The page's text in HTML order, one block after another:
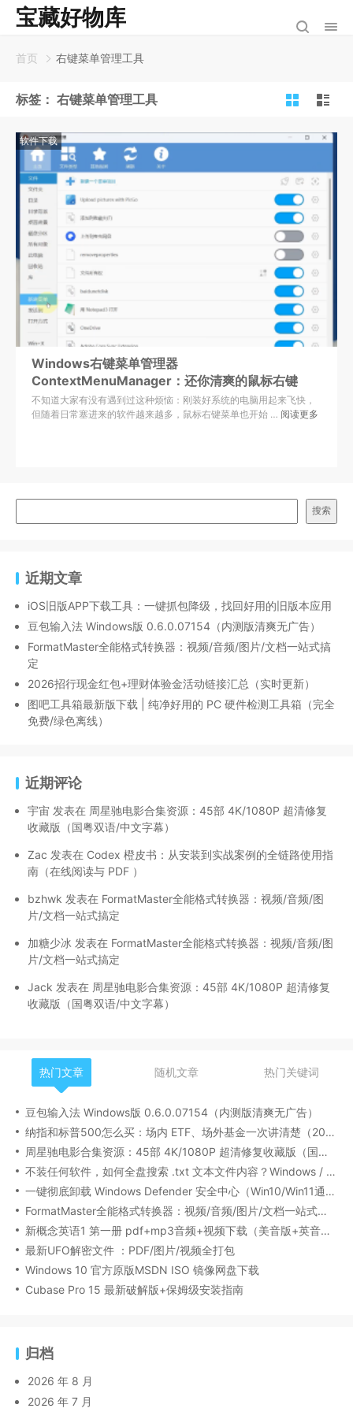
宝藏好物库
首页 右键菜单管理工具
标签： 右键菜单管理工具
软件下载
Windows右键菜单管理器
ContextMenuManager：还你清爽的鼠标右键
不知道大家有没有遇到过这种烦恼：刚装好系统的电脑用起来飞快，
但随着日常塞进来的软件越来越多，鼠标右键菜单也开始 … 阅读更多
搜索
近期文章
iOS旧版APP下载工具：一键抓包降级，找回好用的旧版本应用
豆包输入法 Windows版 0.6.0.07154（内测版清爽无广告）
FormatMaster全能格式转换器：视频/音频/图片/文档一站式搞
定
2026招行现金红包+理财体验金活动链接汇总（实时更新）
图吧工具箱最新版下载 | 纯净好用的 PC 硬件检测工具箱（完全
免费/绿色离线）
近期评论
宇宙 发表在 周星驰电影合集资源：45部 4K/1080P 超清修复
收藏版（国粤双语/中文字幕）
Zac 发表在 Codex 橙皮书：从安装到实战案例的全链路使用指
南（在线阅读与 PDF ）
bzhwk 发表在 FormatMaster全能格式转换器：视频/音频/图
片/文档一站式搞定
加糖少冰 发表在 FormatMaster全能格式转换器：视频/音频/图
片/文档一站式搞定
Jack 发表在 周星驰电影合集资源：45部 4K/1080P 超清修复
收藏版（国粤双语/中文字幕）
热门文章 随机文章 热门关键词
豆包输入法 Windows版 0.6.0.07154（内测版清爽无广告）
纳指和标普500怎么买：场内 ETF、场外基金一次讲清楚（2026 最新版）
周星驰电影合集资源：45部 4K/1080P 超清修复收藏版（国粤双语/中文字幕）
不装任何软件，如何全盘搜索 .txt 文本文件内容？Windows / Linux / macOS 的命令行指南
一键彻底卸载 Windows Defender 安全中心（Win10/Win11通用）
FormatMaster全能格式转换器：视频/音频/图片/文档一站式搞定
新概念英语1 第一册 pdf+mp3音频+视频下载（美音版+英音版）
最新UFO解密文件 ：PDF/图片/视频全打包
Windows 10 官方原版MSDN ISO 镜像网盘下载
Cubase Pro 15 最新破解版+保姆级安装指南
归档
2026 年 8 月
2026 年 7 月